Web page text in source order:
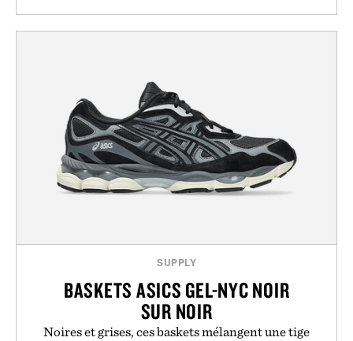
SUPPLY
BASKETS ASICS GEL-NYC NOIR
SUR NOIR
Noires et grises, ces baskets mélangent une tige